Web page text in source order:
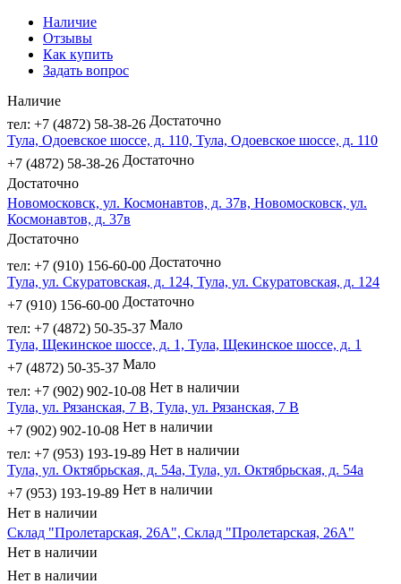
Наличие
Отзывы
Как купить
Задать вопрос
Наличие
тел: +7 (4872) 58-38-26 Достаточно
Тула, Одоевское шоссе, д. 110, Тула, Одоевское шоссе, д. 110
+7 (4872) 58-38-26 Достаточно
Достаточно
Новомосковск, ул. Космонавтов, д. 37в, Новомосковск, ул.
Космонавтов, д. 37в
Достаточно
тел: +7 (910) 156-60-00 Достаточно
Тула, ул. Скуратовская, д. 124, Тула, ул. Скуратовская, д. 124
+7 (910) 156-60-00 Достаточно
тел: +7 (4872) 50-35-37 Мало
Тула, Щекинское шоссе, д. 1, Тула, Щекинское шоссе, д. 1
+7 (4872) 50-35-37 Мало
тел: +7 (902) 902-10-08 Нет в наличии
Тула, ул. Рязанская, 7 В, Тула, ул. Рязанская, 7 В
+7 (902) 902-10-08 Нет в наличии
тел: +7 (953) 193-19-89 Нет в наличии
Тула, ул. Октябрьская, д. 54а, Тула, ул. Октябрьская, д. 54а
+7 (953) 193-19-89 Нет в наличии
Нет в наличии
Склад "Пролетарская, 26А", Склад "Пролетарская, 26А"
Нет в наличии
Нет в наличии